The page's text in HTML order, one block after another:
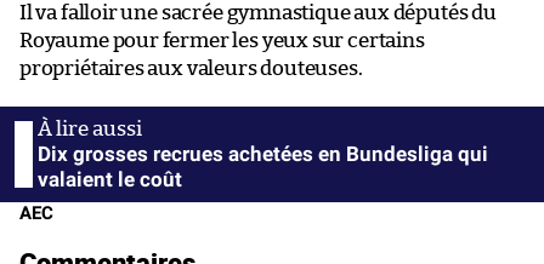
Il va falloir une sacrée gymnastique aux députés du
Royaume pour fermer les yeux sur certains
propriétaires aux valeurs douteuses.
Dix grosses recrues achetées en Bundesliga qui
valaient le coût
AEC